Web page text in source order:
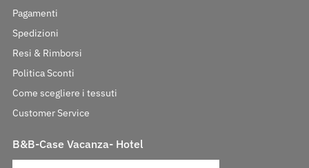
Pagamenti
Spedizioni
Resi & Rimborsi
Politica Sconti
Come scegliere i tessuti
Customer Service
B&B-Case Vacanza- Hotel